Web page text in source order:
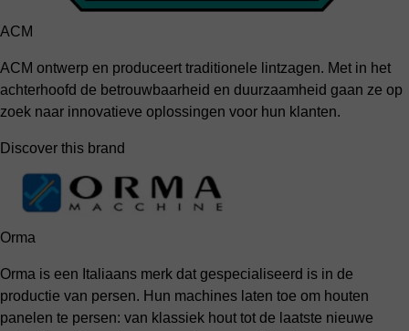
ACM
ACM ontwerp en produceert traditionele lintzagen. Met in het
achterhoofd de betrouwbaarheid en duurzaamheid gaan ze op
zoek naar innovatieve oplossingen voor hun klanten.
Discover this brand
Orma
Orma is een Italiaans merk dat gespecialiseerd is in de
productie van persen. Hun machines laten toe om houten
panelen te persen: van klassiek hout tot de laatste nieuwe